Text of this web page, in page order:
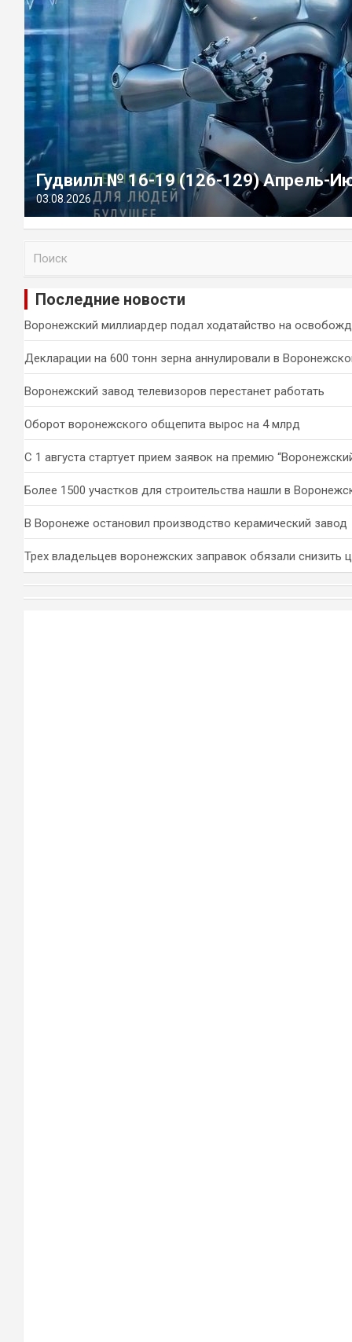
Гудвилл № 16-19 (126-129) Апрель-
03.08.2026
и
Последние новости
Воронежский миллиардер подал ходатайство на
Декларации на 600 тонн зерна аннулировали в
Воронежский завод телевизоров перестанет работать
Оборот воронежского общепита вырос на 4 млрд
С 1 августа стартует прием заявок на премию
Более 1500 участков для строительства нашли в
В Воронеже остановил производство керамический завод
Трех владельцев воронежских заправок обязали снизить